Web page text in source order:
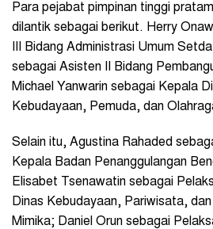
Para pejabat pimpinan tinggi
dilantik sebagai berikut. Herry
III Bidang Administrasi Umum
sebagai Asisten II Bidang
Michael Yanwarin sebagai Kepala
Kebudayaan, Pemuda, dan
Selain itu, Agustina Rahaded
Kepala Badan Penanggulangan
Elisabet Tsenawatin sebagai
Dinas Kebudayaan, Pariwisata,
Mimika; Daniel Orun sebagai